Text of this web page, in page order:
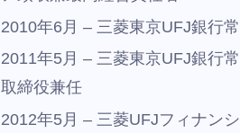
2010年6月 – 三菱東京UFJ銀行
2011年5月 – 三菱東京UFJ銀
取締役兼任
2012年5月 – 三菱UFJフィナン